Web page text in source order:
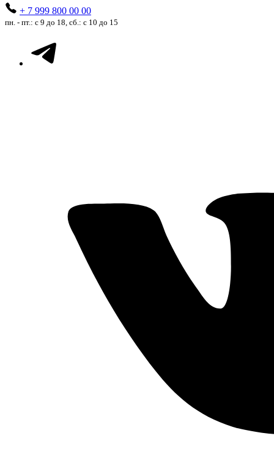
+ 7 999 800 00 00
пн. - пт.: с 9 до 18, сб.: с 10 до 15